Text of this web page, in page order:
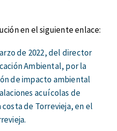
en el siguiente enlace:
de 2022, del director
Ambiental, por la
de impacto ambiental
acuícolas de
de Torrevieja, en el